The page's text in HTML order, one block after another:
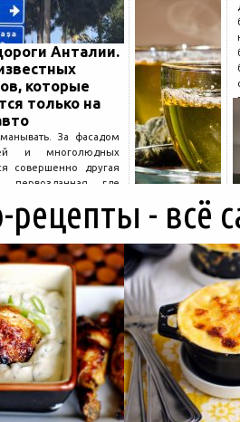
Анталии.
которые
только на
За фасадом
и многолюдных
совершенно другая
где
в тени кедров, а
к местам, о которых
автобусный гид....
рецепты - всё